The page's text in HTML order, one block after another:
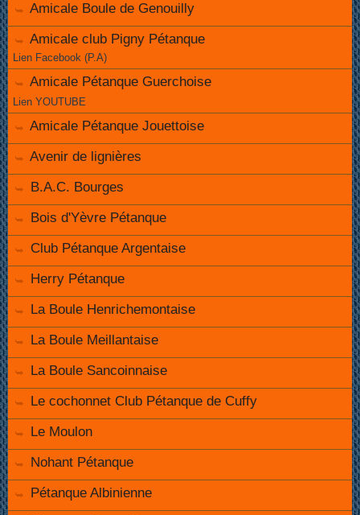
Amicale Boule de Genouilly
Amicale club Pigny Pétanque
Lien Facebook (P.A)
Amicale Pétanque Guerchoise
Lien YOUTUBE
Amicale Pétanque Jouettoise
Avenir de lignières
B.A.C. Bourges
Bois d'Yèvre Pétanque
Club Pétanque Argentaise
Herry Pétanque
La Boule Henrichemontaise
La Boule Meillantaise
La Boule Sancoinnaise
Le cochonnet Club Pétanque de Cuffy
Le Moulon
Nohant Pétanque
Pétanque Albinienne